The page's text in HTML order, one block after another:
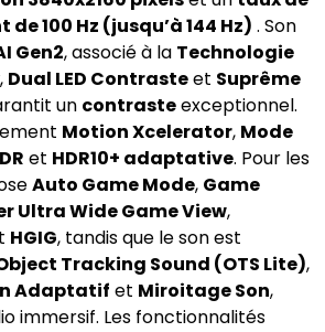
100 Hz (jusqu’à 144 Hz) . Son
Gen2, associé à la Technologie
, Dual LED Contrasteet Suprême
un contrasteexceptionnel.
Motion Xcelerator, Mode
et HDR10+ adaptative. Pour les
Auto Game Mode, Game
Ultra Wide Game View,
HGIG, tandis que le son est
Tracking Sound (OTS Lite),
Adaptatif et Miroitage Son,
immersif. Les fonctionnalités